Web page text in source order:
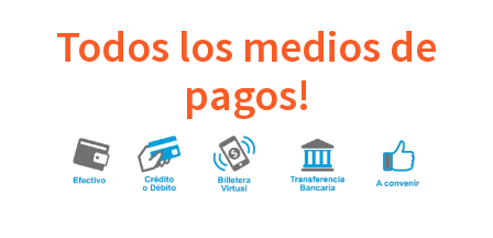
Todos los medios de
pagos!